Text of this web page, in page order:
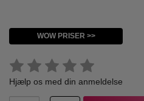
WOW PRISER >>
Hjælp os med din anmeldelse